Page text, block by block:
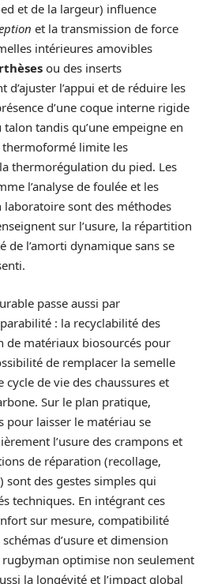
et de la largeur) influence
et la transmission de force
intérieures amovibles
ou des inserts
l’appui et de réduire les
d’une coque interne rigide
tandis qu’une empeigne en
limite les
thermorégulation du pied. Les
l’analyse de foulée et les
laboratoire sont des méthodes
sur l’usure, la répartition
de l’amorti dynamique sans se
passe aussi par
: la recyclabilité des
de matériaux biosourcés pour
de remplacer la semelle
de vie des chaussures et
Sur le plan pratique,
pour laisser le matériau se
l’usure des crampons et
de réparation (recollage,
sont des gestes simples qui
techniques. En intégrant ces
sur mesure, compatibilité
d’usure et dimension
optimise non seulement
la longévité et l’impact global